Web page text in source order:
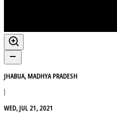
JHABUA, MADHYA PRADESH
|
WED, JUL 21, 2021